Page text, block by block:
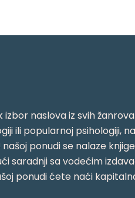
naslova iz svih
ili popularnoj psihologiji,
ponudi se nalaze
saradnji sa vodećim
ponudi ćete naći